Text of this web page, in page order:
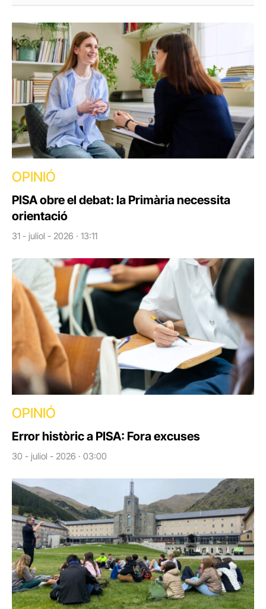
OPINIÓ
PISA obre el debat: la Primària necessita
orientació
31 - juliol - 2026 · 13:11
OPINIÓ
Error històric a PISA: Fora excuses
30 - juliol - 2026 · 03:00